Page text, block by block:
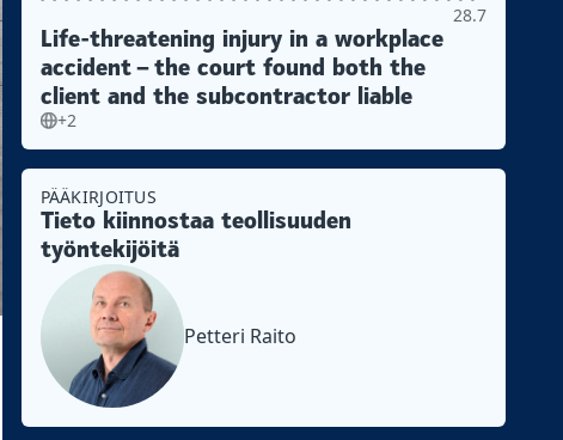
28.7
Life-threatening injury in a workplace
accident – the court found both the
client and the subcontractor liable
+2
PÄÄKIRJOITUS
Tieto kiinnostaa teollisuuden
työntekijöitä
Petteri Raito